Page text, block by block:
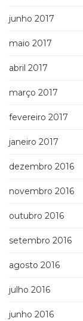
junho 2017
maio 2017
abril 2017
março 2017
fevereiro 2017
janeiro 2017
dezembro 2016
novembro 2016
outubro 2016
setembro 2016
agosto 2016
julho 2016
junho 2016